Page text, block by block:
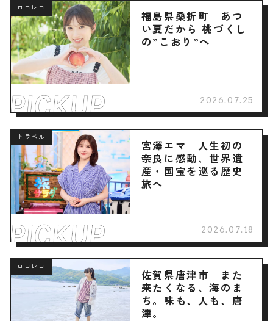
ロコレコ
福島県桑折町｜あつ
い夏だから 桃づくし
の”こおり”へ
2026.07.25
トラベル
宮澤エマ 人生初の
奈良に感動、世界遺
産・国宝を巡る歴史
旅へ
2026.07.18
ロコレコ
佐賀県唐津市｜また
来たくなる、海のま
ち。味も、人も、唐
津。